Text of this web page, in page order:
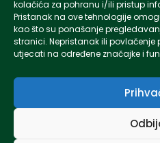
kolačića za pohranu i/ili pristup
Pristanak na ove tehnologije
kao što su ponašanje
stranici. Nepristanak ili
utjecati na određene značajke i
© 2024 Kettner.